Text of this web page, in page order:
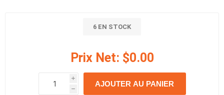
6 EN STOCK
Prix Net: $0.00
i
h
h
AJOUTER AU PANIER